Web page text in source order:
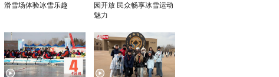
滑雪场体验冰雪乐趣
园开放 民众畅享冰雪运动
魅力